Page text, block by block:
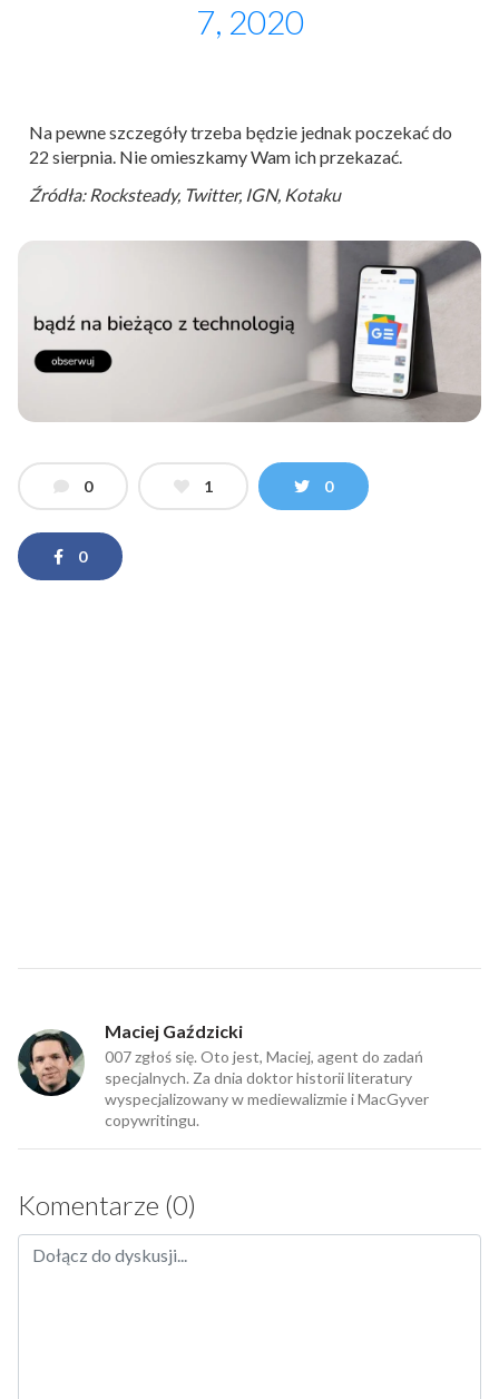
7, 2020
Na pewne szczegóły trzeba będzie jednak poczekać do
22 sierpnia. Nie omieszkamy Wam ich przekazać.
Źródła: Rocksteady, Twitter, IGN, Kotaku
0 1 0
0
Maciej Gaździcki
007 zgłoś się. Oto jest, Maciej, agent do zadań
specjalnych. Za dnia doktor historii literatury
wyspecjalizowany w mediewalizmie i MacGyver
copywritingu.
Komentarze (0)